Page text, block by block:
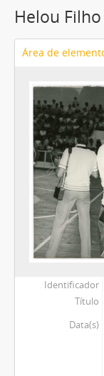
Helou Filho
Área de
Identificador
Título
Data(s)